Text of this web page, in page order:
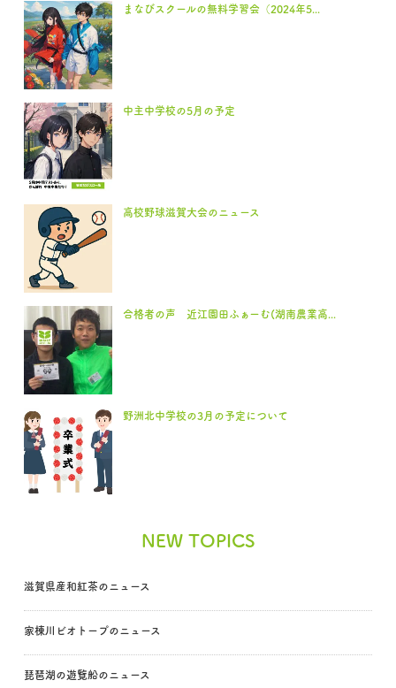
まなびスクールの無料学習会（2024年5...
中主中学校の5月の予定
高校野球滋賀大会のニュース
合格者の声 近江園田ふぁーむ(湖南農業高...
野洲北中学校の3月の予定について
NEW TOPICS
滋賀県産和紅茶のニュース
家棟川ビオトープのニュース
琵琶湖の遊覧船のニュース